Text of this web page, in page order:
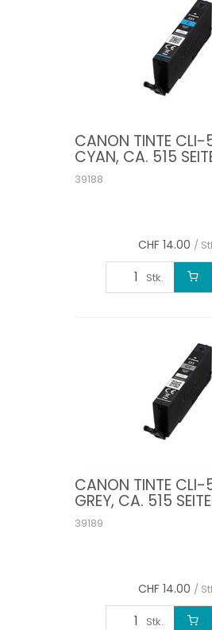
CANON TINTE CLI-
CYAN, CA. 515
39188
CHF 14.00 /
Stk.
CANON TINTE CLI-
GREY, CA. 515
39189
CHF 14.00 /
Stk.